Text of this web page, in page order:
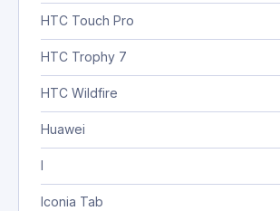
HTC Touch Pro
HTC Trophy 7
HTC Wildfire
Huawei
I
Iconia Tab